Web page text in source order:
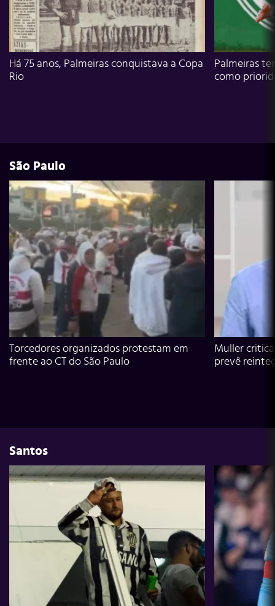
Há 75 anos, Palmeiras conquistava a Copa
Rio
Palmeiras
como
São Paulo
Torcedores organizados protestam em
frente ao CT do São Paulo
Muller
prevê
Santos